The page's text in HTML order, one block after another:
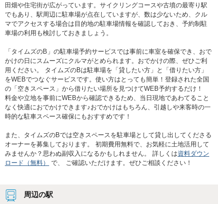
田畑や住宅街が広がっています。サイクリングコースや古墳の最寄り駅
でもあり、駅周辺に駐車場が点在していますが、数は少ないため、クル
マでアクセスする場合は目的地の駐車場情報を確認しておき、予約制駐
車場の利用も検討しておきましょう。
「タイムズのB」の駐車場予約サービスでは事前に車室を確保でき、おで
かけの日にスムーズにクルマがとめられます。おでかけの際、ぜひご利
用ください。 タイムズのBは駐車場を「貸したい方」と「借りたい方」
をWEBでつなぐサービスです。使い方はとっても簡単！登録された全国
の「空きスペース」から借りたい場所を見つけてWEB予約するだけ！
料金や立地を事前にWEBから確認できるため、当日現地であわてること
なく快適におでかけできます♪おでかけはもちろん、引越しや来客時の一
時的な駐車スペース確保にもおすすめです！
また、タイムズのBでは空きスペースを駐車場として貸し出してくださる
オーナーを募集しております。 初期費用無料で、お気軽に土地活用して
みませんか？思わぬ副収入になるかもしれません。 詳しくは資料ダウン
ロード（無料）
で、 ご確認いただけます。ぜひご相談ください！
周辺の駅